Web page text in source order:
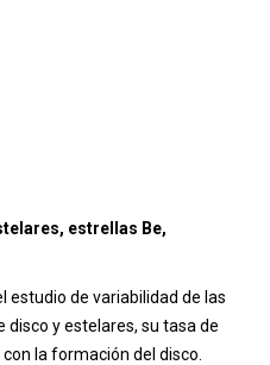
estrellas Be,
estudio de variabilidad de las
disco y estelares, su tasa de
la formación del disco.